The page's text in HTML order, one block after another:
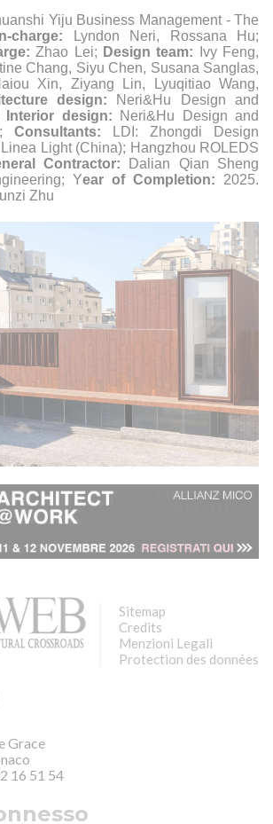
Yiju Business Management - The
charge:
Lyndon Neri, Rossana Hu;
Zhao Lei; Design team: Ivy Feng,
Chang, Siyu Chen, Susana Sanglas,
Xin, Ziyang Lin, Lyuqitiao Wang,
design: Neri&Hu Design and
Interior design: Neri&Hu Design and
Consultants:
LDI: Zhongdi Design
Linea Light (China); Hangzhou ROLEDS
Contractor:
Dalian Qian Sheng
Year of Completion: 2025.
Zhu
Sitemap
Credits
Menzioni Legali
Protection des données
Grace
16 51 54